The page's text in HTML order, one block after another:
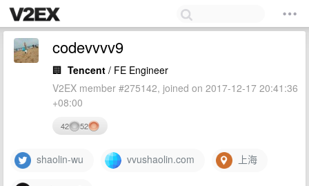
codevvvv9
🏢 Tencent / FE Engineer
V2EX member #275142, joined on 2017-12-17 20:41:36
+08:00
42 52
shaolin-wu vvushaolin.com 上海